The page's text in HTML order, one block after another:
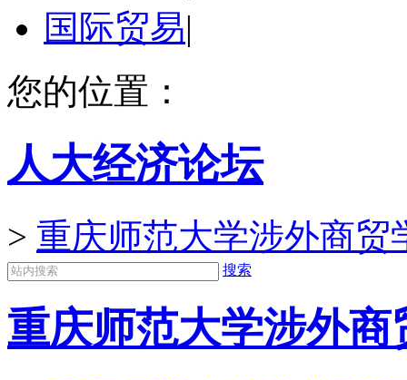
国际贸易|
您的位置：
人大经济论坛
> 重庆师范大学涉外商贸
搜索
重庆师范大学涉外商